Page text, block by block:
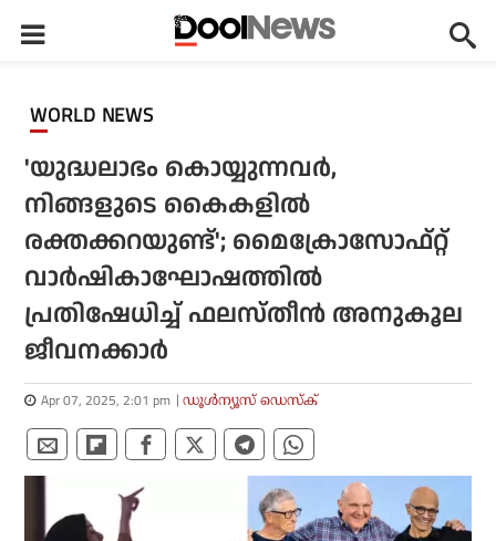
WORLD NEWS
'യുദ്ധലാഭം കൊയ്യുന്നവര്‍,
നിങ്ങളുടെ കൈകളില്‍
രക്തക്കറയുണ്ട്'; മൈക്രോസോഫ്റ്റ്
വാര്‍ഷികാഘോഷത്തില്‍
പ്രതിഷേധിച്ച് ഫലസ്തീന്‍ അനുകൂല
ജീവനക്കാര്‍
Apr 07, 2025, 2:01 pm ഡൂള്‍ന്യൂസ് ഡെസ്‌ക്